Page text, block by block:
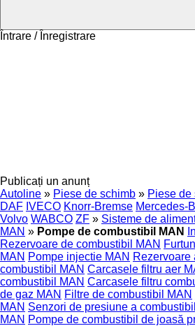
Întrare / Înregistrare
Publicați un anunț
Autoline » Piese de schimb » Piese de
DAF IVECO Knorr-Bremse Mercedes-
Volvo WABCO ZF » Sisteme de
MAN » Pompe de combustibil MAN
Rezervoare de combustibil MAN
MAN Pompe injectie MAN Rezervoare
combustibil MAN Carcasele filtru aer
combustibil MAN Carcasele filtru
de gaz MAN Filtre de combustibil MAN
MAN Senzori de presiune a
MAN Pompe de combustibil de joasă